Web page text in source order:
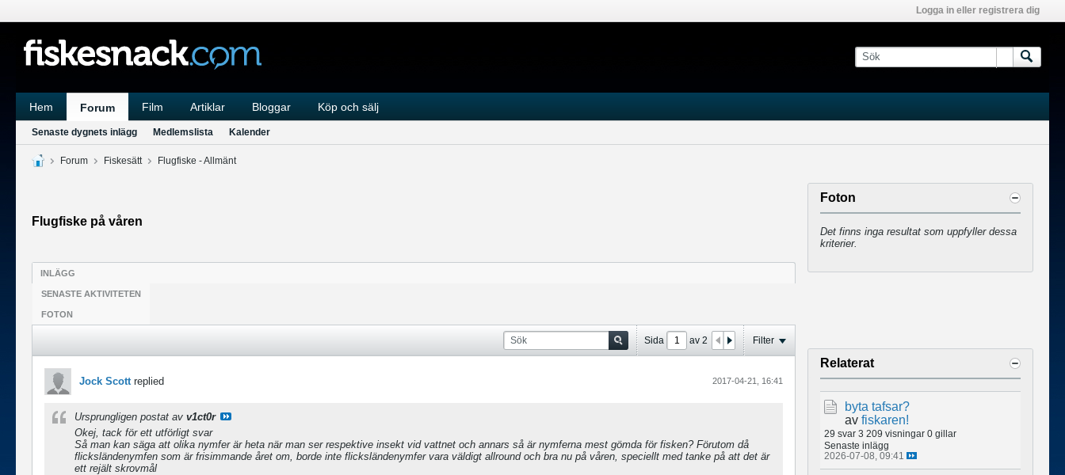
Logga in eller registrera dig
Hem Forum Film Artiklar Bloggar Köp och sälj
Senaste dygnets inlägg Medlemslista Kalender
Forum Fiskesätt Flugfiske - Allmänt
Flugfiske på våren
INLÄGG
SENASTE AKTIVITETEN
FOTON
Sida av 2 Filter
Jock Scottreplied 2017-04-21, 16:41
Ursprungligen postat av v1ct0r
Okej, tack för ett utförligt svar
Så man kan säga att olika nymfer är heta när man ser respektive insekt vid vattnet och annars så är nymferna mest gömda för fisken? Förutom då
flicksländenymfen som är frisimmande året om, borde inte flicksländenymfer vara väldigt allround och bra nu på våren, speciellt med tanke på att det är
ett rejält skrovmål
Foton
Det finns inga resultat som uppfyller dessa
kriterier.
Relaterat
byta tafsar?
av fiskaren!
29 svar 3 209 visningar 0 gillar
Senaste inlägg
2026-07-08, 09:41